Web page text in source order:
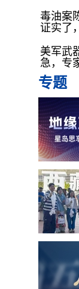
毒油案
证实了
美军武
急，专
专题